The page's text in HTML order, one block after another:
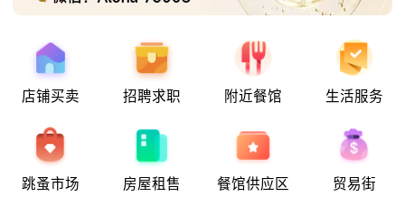
店铺买卖 招聘求职 附近餐馆 生活服务
跳蚤市场 房屋租售 餐馆供应区 贸易街
西班牙小偷在法行窃被捕！
少年拾金不昧获嘉奖，领走所捡款项！